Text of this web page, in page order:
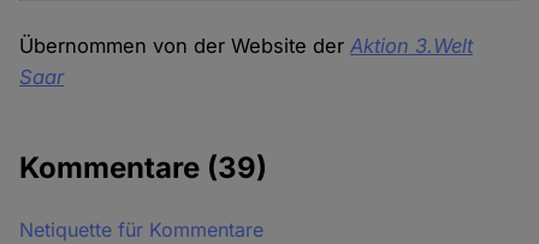
Übernommen von der Website derAktion 3.Welt
Saar
Kommentare (39)
Netiquette für Kommentare